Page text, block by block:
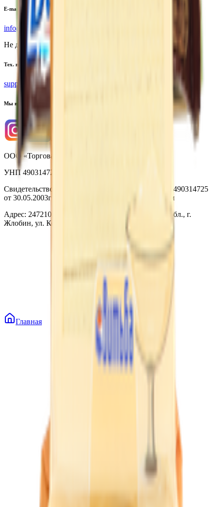
E-mail
info@yoda.by
Не для электронных обращений
Тех. поддержка
support@yoda.by
Мы в соцсетях
ООО «Торговая сеть «Продмир»
УНП 490314725
Свидетельство о государственной регистрации № 490314725
от 30.05.2003г выдано Гомельским облисполкомом
Адрес: 247210, Республика Беларусь, Гомельская обл., г.
Жлобин, ул. Козлова 2-А
Главная